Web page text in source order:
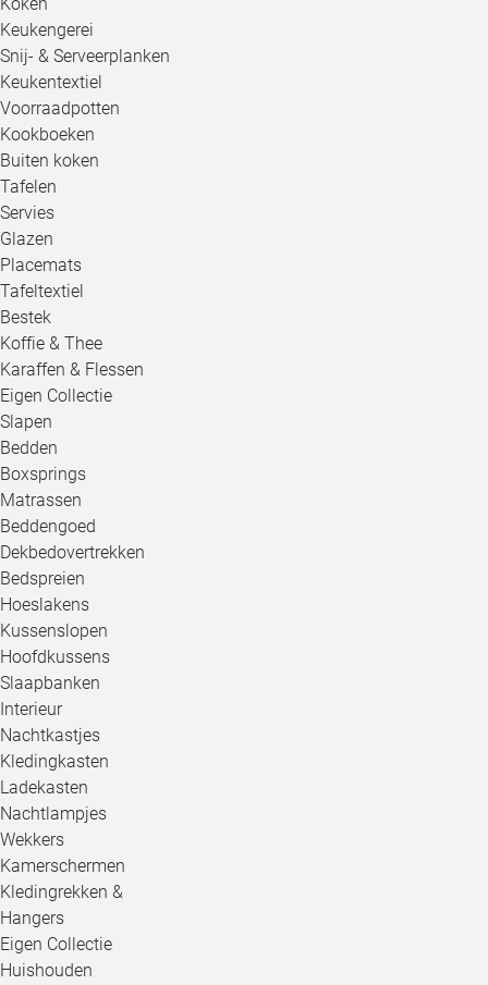
Keukengerei
Snij- & Serveerplanken
Keukentextiel
Voorraadpotten
Kookboeken
Buiten koken
Tafelen
Servies
Glazen
Placemats
Tafeltextiel
Bestek
Koffie & Thee
Karaffen & Flessen
Eigen Collectie
Slapen
Bedden
Boxsprings
Matrassen
Beddengoed
Dekbedovertrekken
Bedspreien
Hoeslakens
Kussenslopen
Hoofdkussens
Slaapbanken
Interieur
Nachtkastjes
Kledingkasten
Ladekasten
Nachtlampjes
Wekkers
Kamerschermen
Kledingrekken &
Hangers
Eigen Collectie
Huishouden